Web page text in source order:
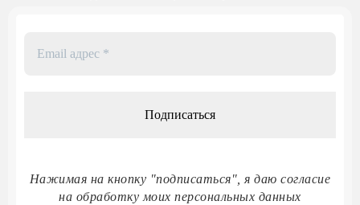
Нажимая на кнопку "подписаться", я даю согласие
на обработку моих персональных данных